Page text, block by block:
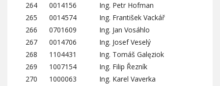
264
0014156
Ing. Petr Hofman
265
0014574
Ing. František Vackář
266
0701609
Ing. Jan Vosáhlo
267
0014706
Ing. Josef Veselý
268
1104431
Ing. Tomáš Galęziok
269
1007154
Ing. Filip Řezník
270
1000063
Ing. Karel Vaverka